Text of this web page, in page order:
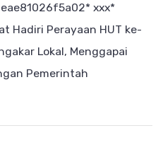
ххх*
Hadiri Perayaan HUT ke-
Lokal, Menggapai
Pemerintah